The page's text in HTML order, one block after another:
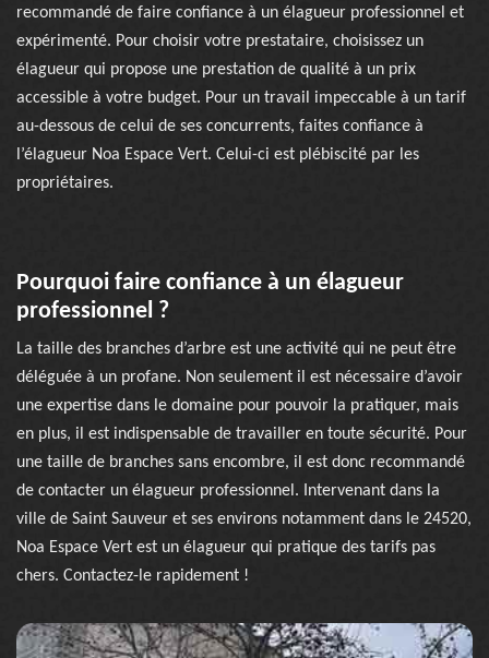
recommandé de faire confiance à un élagueur professionnel et
expérimenté. Pour choisir votre prestataire, choisissez un
élagueur qui propose une prestation de qualité à un prix
accessible à votre budget. Pour un travail impeccable à un tarif
au-dessous de celui de ses concurrents, faites confiance à
l’élagueur Noa Espace Vert. Celui-ci est plébiscité par les
propriétaires.
Pourquoi faire confiance à un élagueur
professionnel ?
La taille des branches d’arbre est une activité qui ne peut être
déléguée à un profane. Non seulement il est nécessaire d’avoir
une expertise dans le domaine pour pouvoir la pratiquer, mais
en plus, il est indispensable de travailler en toute sécurité. Pour
une taille de branches sans encombre, il est donc recommandé
de contacter un élagueur professionnel. Intervenant dans la
ville de Saint Sauveur et ses environs notamment dans le 24520,
Noa Espace Vert est un élagueur qui pratique des tarifs pas
chers. Contactez-le rapidement !